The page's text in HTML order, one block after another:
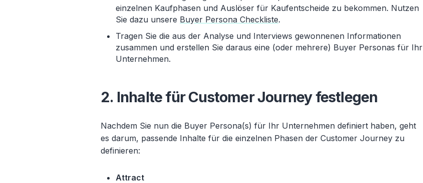
einzelnen Kaufphasen und Auslöser für Kaufentscheide zu bekommen. Nutzen
Sie dazu unsere Buyer Persona Checkliste.
Tragen Sie die aus der Analyse und Interviews gewonnenen Informationen
zusammen und erstellen Sie daraus eine (oder mehrere) Buyer Personas für Ihr
Unternehmen.
2. Inhalte für Customer Journey festlegen
Nachdem Sie nun die Buyer Persona(s) für Ihr Unternehmen definiert haben, geht
es darum, passende Inhalte für die einzelnen Phasen der Customer Journey zu
definieren:
Attract